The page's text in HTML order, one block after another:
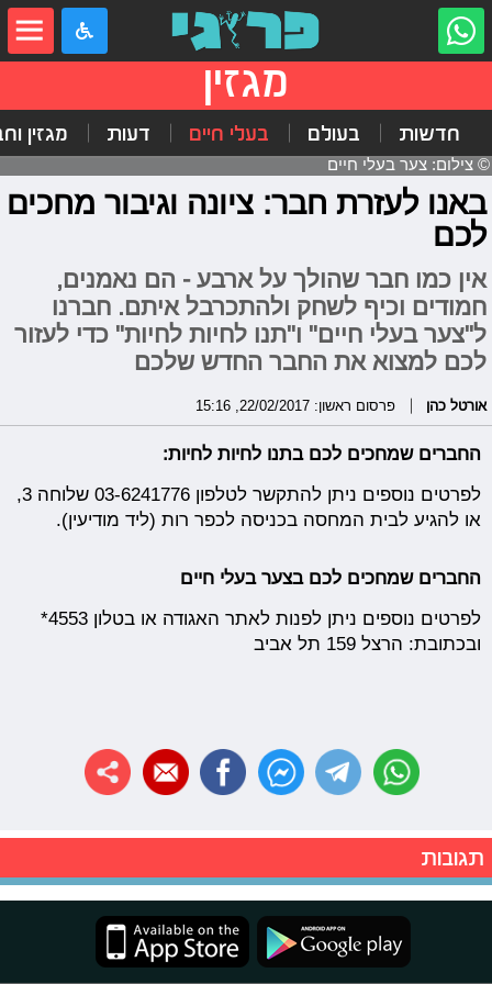
מגזין
חדשות בעולם בעלי חיים דעות מגזין
© צילום: צער בעלי חיים
באנו לעזרת חבר: ציונה וגיבור מחכים
לכם
אין כמו חבר שהולך על ארבע - הם נאמנים,
חמודים וכיף לשחק ולהתכרבל איתם. חברנו
ל"צער בעלי חיים" ו"תנו לחיות לחיות" כדי לעזור
לכם למצוא את החבר החדש שלכם
אורטל כהן פרסום ראשון: 22/02/2017, 15:16
החברים שמחכים לכם בתנו לחיות לחיות:
לפרטים נוספים ניתן להתקשר לטלפון 03-6241776 שלוחה 3,
או להגיע לבית המחסה בכניסה לכפר רות (ליד מודיעין).
החברים שמחכים לכם בצער בעלי חיים
לפרטים נוספים ניתן לפנות לאתר האגודה או בטלון 4553*
ובכתובת: הרצל 159 תל אביב
תגובות